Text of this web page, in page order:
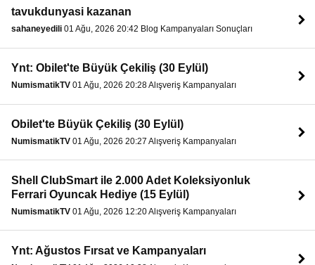
tavukdunyasi kazanan
sahaneyedili 01 Ağu, 2026 20:42 Blog Kampanyaları Sonuçları
Ynt: Obilet'te Büyük Çekiliş (30 Eylül)
NumismatikTV 01 Ağu, 2026 20:28 Alışveriş Kampanyaları
Obilet'te Büyük Çekiliş (30 Eylül)
NumismatikTV 01 Ağu, 2026 20:27 Alışveriş Kampanyaları
Shell ClubSmart ile 2.000 Adet Koleksiyonluk
Ferrari Oyuncak Hediye (15 Eylül)
NumismatikTV 01 Ağu, 2026 12:20 Alışveriş Kampanyaları
Ynt: Ağustos Fırsat ve Kampanyaları